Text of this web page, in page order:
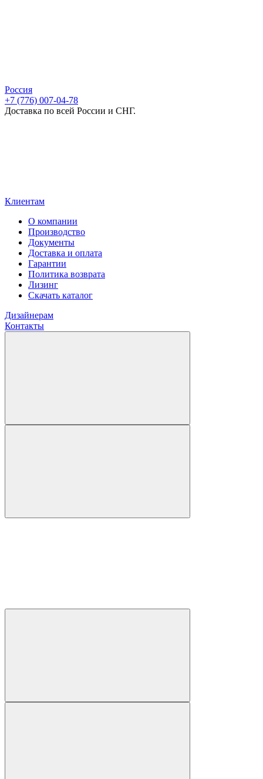
Россия
+7 (776) 007-04-78
Доставка по всей России и СНГ.
Клиентам
О компании
Производство
Документы
Доставка и оплата
Гарантии
Политика возврата
Лизинг
Скачать каталог
Дизайнерам
Контакты